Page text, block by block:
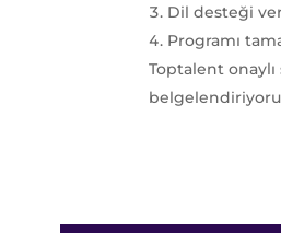
Dil desteği
Programı
Toptalent